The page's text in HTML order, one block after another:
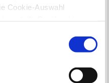
Cookie-Auswahl
Es besteht die Gefahr,
von
dass Sie sich mit